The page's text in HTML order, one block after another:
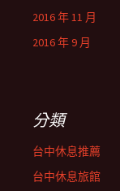
2016 年 11 月
2016 年 9 月
分類
台中休息推薦
台中休息旅館